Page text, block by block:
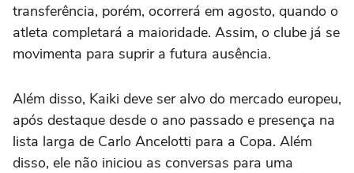
transferência, porém, ocorrerá em agosto, quando o
atleta completará a maioridade. Assim, o clube já se
movimenta para suprir a futura ausência.
Além disso, Kaiki deve ser alvo do mercado europeu,
após destaque desde o ano passado e presença na
lista larga de Carlo Ancelotti para a Copa. Além
disso, ele não iniciou as conversas para uma